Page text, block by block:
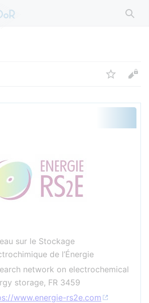
Suivre
sur le Stockage
de l’Énergie
network on electrochemical
storage, FR 3459
www.energie-rs2e.com